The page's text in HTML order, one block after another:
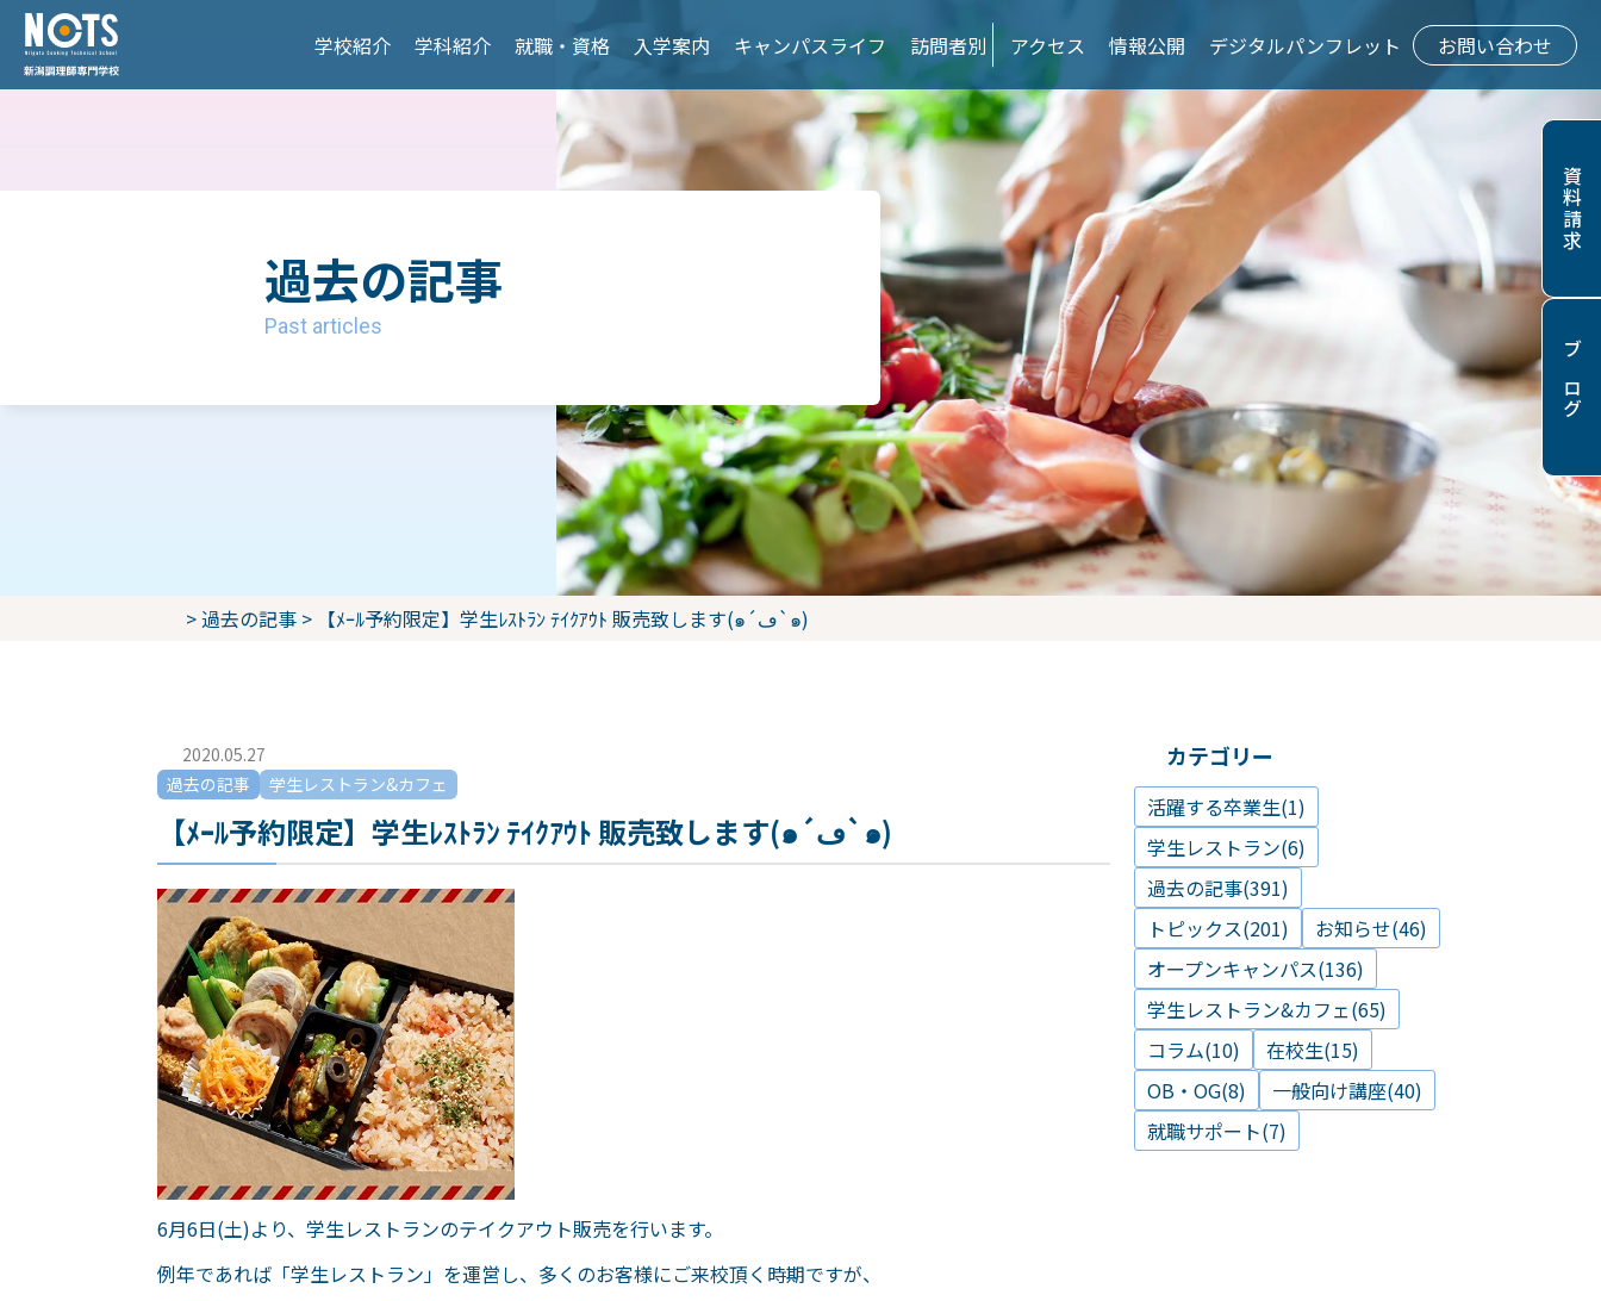
学校紹介 学科紹介
調理師科 (1年制)
就職・資格
資格取得支援 活躍する卒業生
入学案内 キャンパスライフ 訪問者別
企業の皆様へ
アクセス 情報公開 デジタルパンフレット お問い合わせ
過去の記事
Past articles
>過去の記事 > 【ﾒｰﾙ予約限定】学生ﾚｽﾄﾗﾝ ﾃｲｸｱｳﾄ 販売致します(๑´ڡ`๑)
2020.05.27
過去の記事
学生レストラン&カフェ
【ﾒｰﾙ予約限定】学生ﾚｽﾄﾗﾝ ﾃｲｸｱｳﾄ 販売致します(๑´ڡ`๑)
6月6日(土)より、学生レストランのテイクアウト販売を行います。
例年であれば「学生レストラン」を運営し、多くのお客様にご来校頂く時期ですが、
カテゴリー
活躍する卒業生(1)
学生レストラン(6)
過去の記事(391)
トピックス(201)
お知らせ(46)
オープンキャンパス(136)
学生レストラン&カフェ(65)
コラム(10)
在校生(15)
OB・OG(8)
一般向け講座(40)
就職サポート(7)
資料請求
ブログ